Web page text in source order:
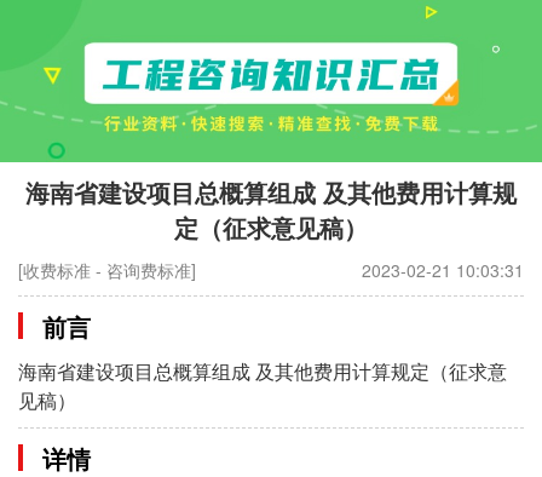
海南省建设项目总概算组成 及其他费用计算规
定（征求意见稿）
[收费标准 - 咨询费标准] 2023-02-21 10:03:31
前言
海南省建设项目总概算组成 及其他费用计算规定（征求意
见稿）
详情